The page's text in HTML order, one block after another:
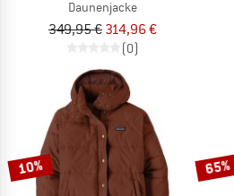
Daunenjacke
349,95 € 314,96 €
(0)
10% 65%